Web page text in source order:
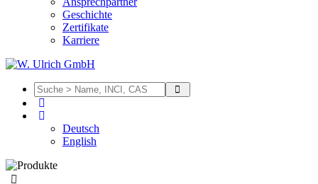
Geschichte
Zertifikate
Karriere
Deutsch
English